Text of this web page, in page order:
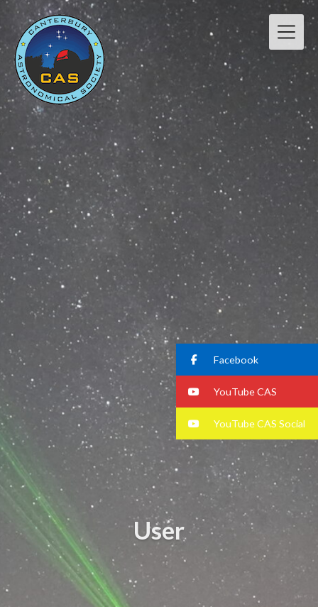
User
Facebook
YouTube CAS
YouTube CAS Social